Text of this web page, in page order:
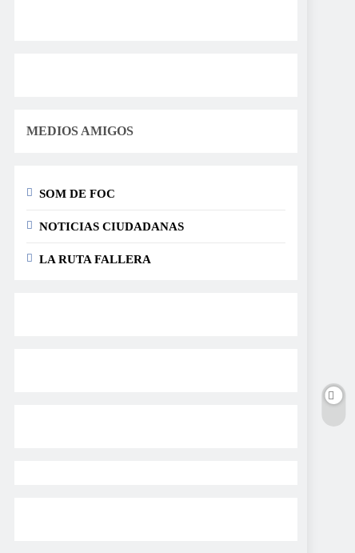
MEDIOS AMIGOS
SOM DE FOC
NOTICIAS CIUDADANAS
LA RUTA FALLERA